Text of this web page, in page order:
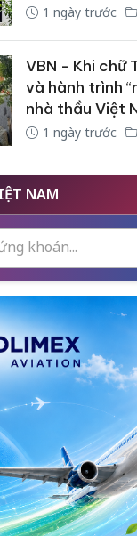
1 ngày trước
VBN - Khi chữ
và hành trình
nhà thầu Việt
1 ngày trước
NAM
khoán...